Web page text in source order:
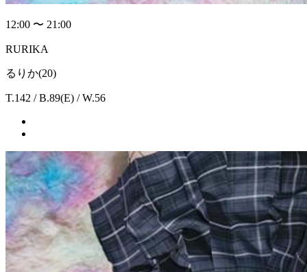
12:00 〜 21:00
RURIKA
るりか(20)
T.142 / B.89(E) / W.56